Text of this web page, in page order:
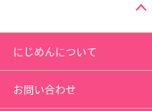
にじめんについて
お問い合わせ